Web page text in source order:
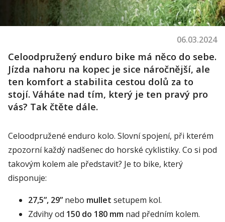
06.03.2024
Celoodpružený enduro bike má něco do sebe.
Jízda nahoru na kopec je sice náročnější, ale
ten komfort a stabilita cestou dolů za to
stojí. Váháte nad tím, který je ten pravý pro
vás? Tak čtěte dále.
Celoodpružené enduro kolo. Slovní spojení, při kterém
zpozorní každý nadšenec do horské cyklistiky. Co si pod
takovým kolem ale představit? Je to bike, který
disponuje:
27,5”, 29” nebo mullet setupem kol.
Zdvihy od 150 do 180 mm nad předním kolem.